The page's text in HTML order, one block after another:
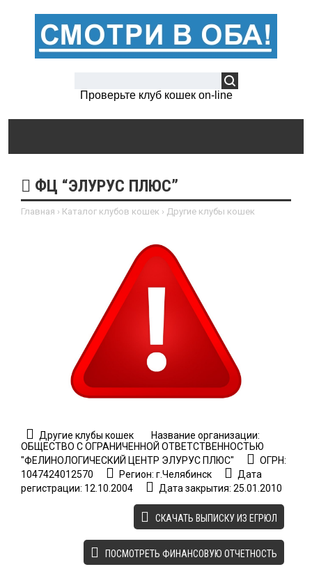
Проверьте клуб кошек on-line
ФЦ “ЭЛУРУС ПЛЮС”
Главная › Каталог клубов кошек › Другие клубы кошек
Другие клубы кошек
Название организации:
ОБЩЕСТВО С ОГРАНИЧЕННОЙ ОТВЕТСТВЕННОСТЬЮ
"ФЕЛИНОЛОГИЧЕСКИЙ ЦЕНТР ЭЛУРУС ПЛЮС"
ОГРН:
1047424012570
Регион: г.Челябинск
Дата
регистрации: 12.10.2004
Дата закрытия: 25.01.2010
CКАЧАТЬ ВЫПИСКУ ИЗ ЕГРЮЛ
ПОСМОТРЕТЬ ФИНАНСОВУЮ ОТЧЕТНОСТЬ